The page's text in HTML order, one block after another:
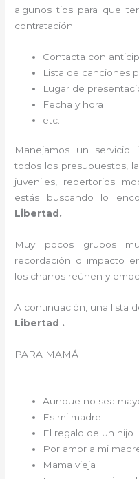
algunos tips para que
contratación:
Contacta con
Lista de canciones
Lugar de
Fecha y hora
etc.
Manejamos un servicio
todos los presupuestos,
juveniles, repertorios
estás buscando lo
Libertad.
Muy pocos grupos
recordación o impacto
los charros reúnen y
A continuación, una lista
Libertad .
Aunque no sea
Es mi madre
El regalo de un hijo
Por amor a mi
Mama vieja